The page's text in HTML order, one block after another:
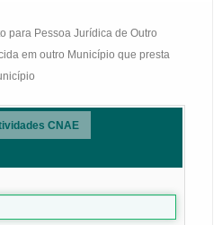
para Pessoa Jurídica de Outro
em outro Município que presta
CNAE